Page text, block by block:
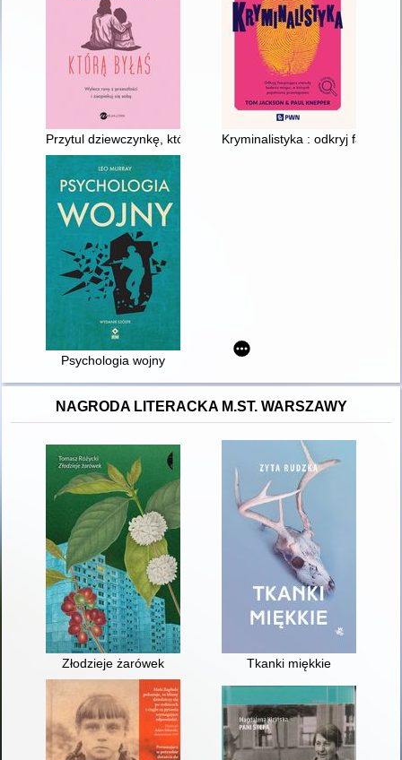
Przytul dziewczynkę, którą byłaśKryminalistyka : odkryj
Psychologia wojny
NAGRODA LITERACKA M.ST. WARSZAWY
Złodzieje żarówek Tkanki miękkie